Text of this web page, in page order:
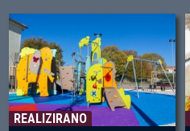
REALIZIRANO